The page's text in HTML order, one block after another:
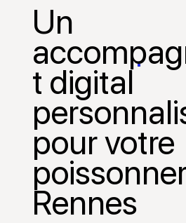
Un
t digital
pour votre
Rennes